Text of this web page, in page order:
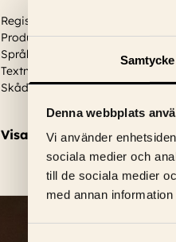
Samtycke
Denna webbplats
Vi använder
sociala medier och
till de sociala medier
med annan
Regissör: Stanley Kubrick
Produktionsår: 1980
Språk: Engelska
Textning: Engelska
Skådespelare:Joe Turkel,
Visa trailer